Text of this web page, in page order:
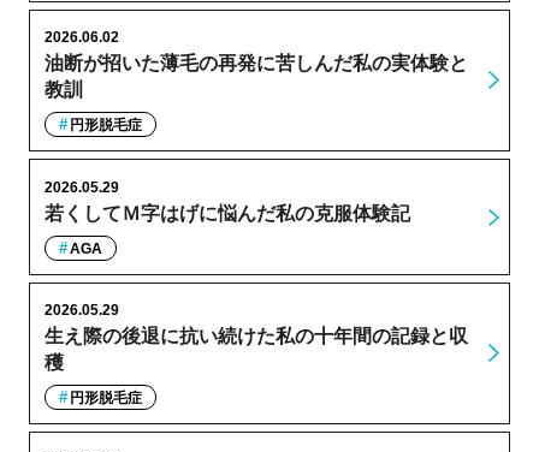
油断が招いた薄毛の再発に苦しんだ私の実体験と
教訓
2026.06.02
円形脱毛症
若くしてＭ字はげに悩んだ私の克服体験記
2026.05.29
AGA
生え際の後退に抗い続けた私の十年間の記録と収
穫
2026.05.29
円形脱毛症